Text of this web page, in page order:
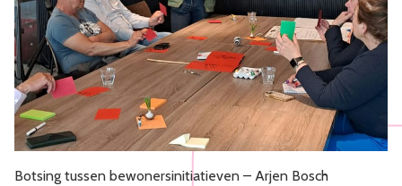
Botsing tussen bewonersinitiatieven – Arjen Bosch